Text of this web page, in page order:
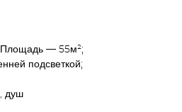
Площадь — 55м²;
подсветкой;
душ